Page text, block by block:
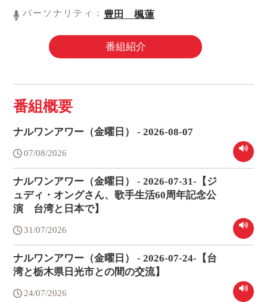
パーソナリティ： 豊田 楓蓮
番組紹介
番組概要
ナルワンアワー（金曜日） - 2026-08-07
07/08/2026
ナルワンアワー（金曜日） - 2026-07-31-【ジ
ュディ・オングさん、歌手生活60周年記念公
演 台湾と日本で】
31/07/2026
ナルワンアワー（金曜日） - 2026-07-24-【台
湾と栃木県日光市との間の交流】
24/07/2026